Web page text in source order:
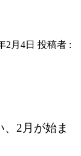
2月4日 投稿者 :
2月が始ま